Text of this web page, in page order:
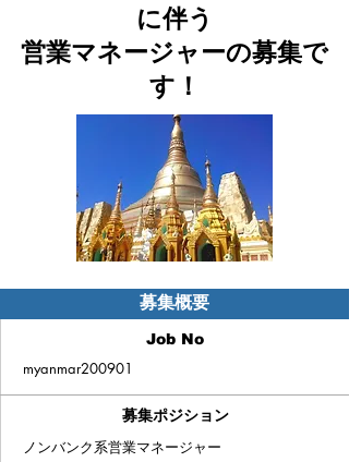
に伴う
​営業マネージャーの募集で
す！
myanmar200901
Job No
ノンバンク系営業マネージャー
募集ポジション
募集概要